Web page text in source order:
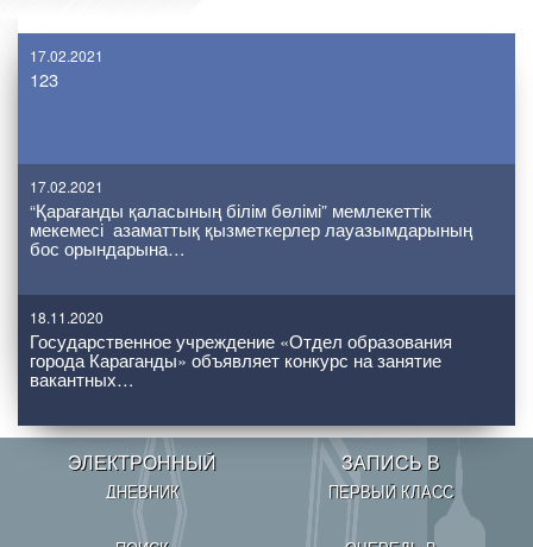
17.02.2021
123
17.02.2021
“Қарағанды қаласының білім бөлімі” мемлекеттік
мекемесі азаматтық қызметкерлер лауазымдарының
бос орындарына…
18.11.2020
Государственное учреждение «Отдел образования
города Караганды» объявляет конкурс на занятие
вакантных…
ЭЛЕКТРОННЫЙ
ДНЕВНИК
ЗАПИСЬ В
ПЕРВЫЙ КЛАСС